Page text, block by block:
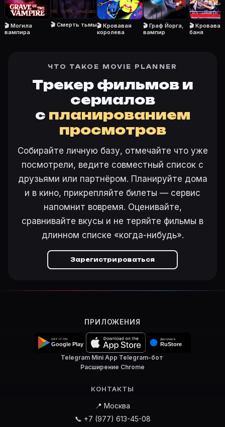
Режиссёр — Рэй Дэнтон. В фильме «Повелитель
Как добавить «Повелитель смерти» в свой список
Откройте «Повелитель смерти (1972)» на Movie
Ещё на Movie Planner
Интересные факты о фильмах·Как вести watchlist
Другие карточки: Фильм 77647·Фильм 24287
🎬 Могила
вампира
🎬 Смерть тьмы🎬 Кровавая
королева
🎬 Граф Йорга,
вампир
🎬 Кровавая
баня
ЧТО ТАКОЕ MOVIE PLANNER
Трекер фильмов и
сериалов
с планированием
просмотров
Собирайте личную базу, отмечайте что уже
посмотрели, ведите совместный список с
друзьями или партнёром. Планируйте дома
и в кино, прикрепляйте билеты — сервис
напомнит вовремя. Оценивайте,
сравнивайте вкусы и не теряйте фильмы в
длинном списке «когда-нибудь».
Зарегистрироваться
ПРИЛОЖЕНИЯ
Telegram Mini App·Telegram-бот·
Расширение Chrome
КОНТАКТЫ
📍 Москва
📞 +7 (977) 613-45-08